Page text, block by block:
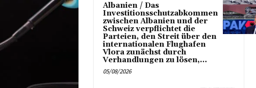
Albanien / Das
Investitionsschutzabkommen
zwischen Albanien und der
Schweiz verpflichtet die
Parteien, den Streit über den
internationalen Flughafen
Vlora zunächst durch
Verhandlungen zu lösen,...
05/08/2026